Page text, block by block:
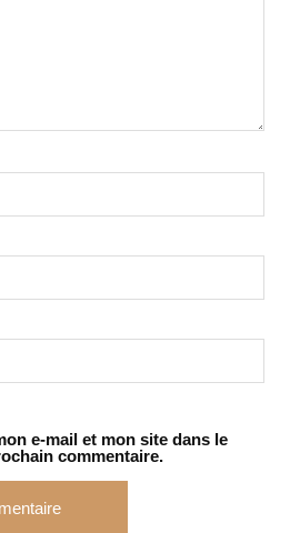
e-mail et mon site dans le
commentaire.